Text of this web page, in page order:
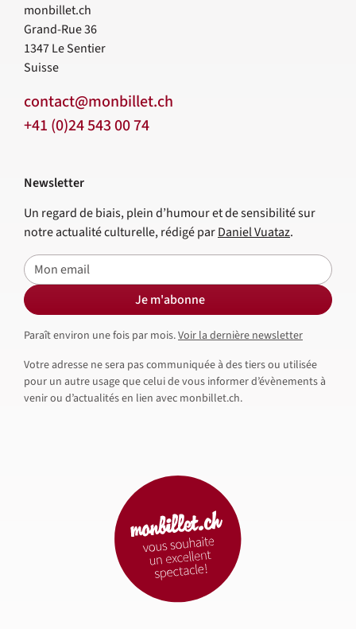
monbillet.ch
Grand-Rue 36
1347Le Sentier
Suisse
contact@monbillet.ch
+41 (0)24 543 00 74
Newsletter
Un regard de biais, plein d’humour et de sensibilité sur
notre actualité culturelle, rédigé parDaniel Vuataz.
E-mail
Je m'abonne
Paraît environ une fois par mois.Voir la dernière newsletter
Votre adresse ne sera pas communiquée à des tiers ou utilisée
pour un autre usage que celui de vous informer d’évènements à
venir ou d’actualités en lien avec monbillet.ch.